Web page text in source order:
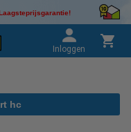
Inloggen
hc